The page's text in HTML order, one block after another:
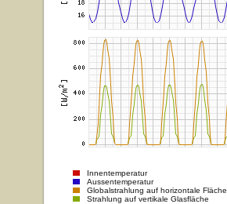
Innentemperatur
Aussentemperatur
Globalstrahlung auf horizontale Fläche
Strahlung auf vertikale Glasfläche